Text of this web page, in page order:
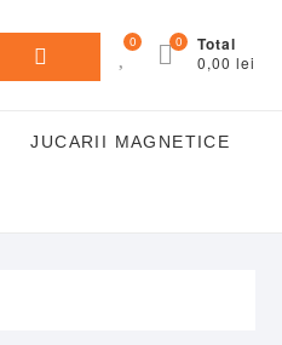
0 Total
0,00 lei
0
JUCARII MAGNETICE